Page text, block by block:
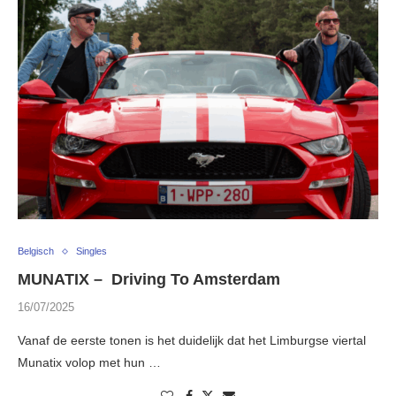
Belgisch Singles
MUNATIX – Driving To Amsterdam
16/07/2025
Vanaf de eerste tonen is het duidelijk dat het Limburgse viertal
Munatix volop met hun …